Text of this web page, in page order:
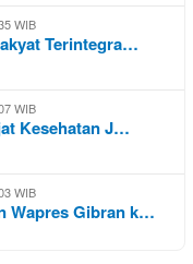
WIB
Terintegra…
WIB
Kesehatan J…
WIB
Wapres Gibran k…